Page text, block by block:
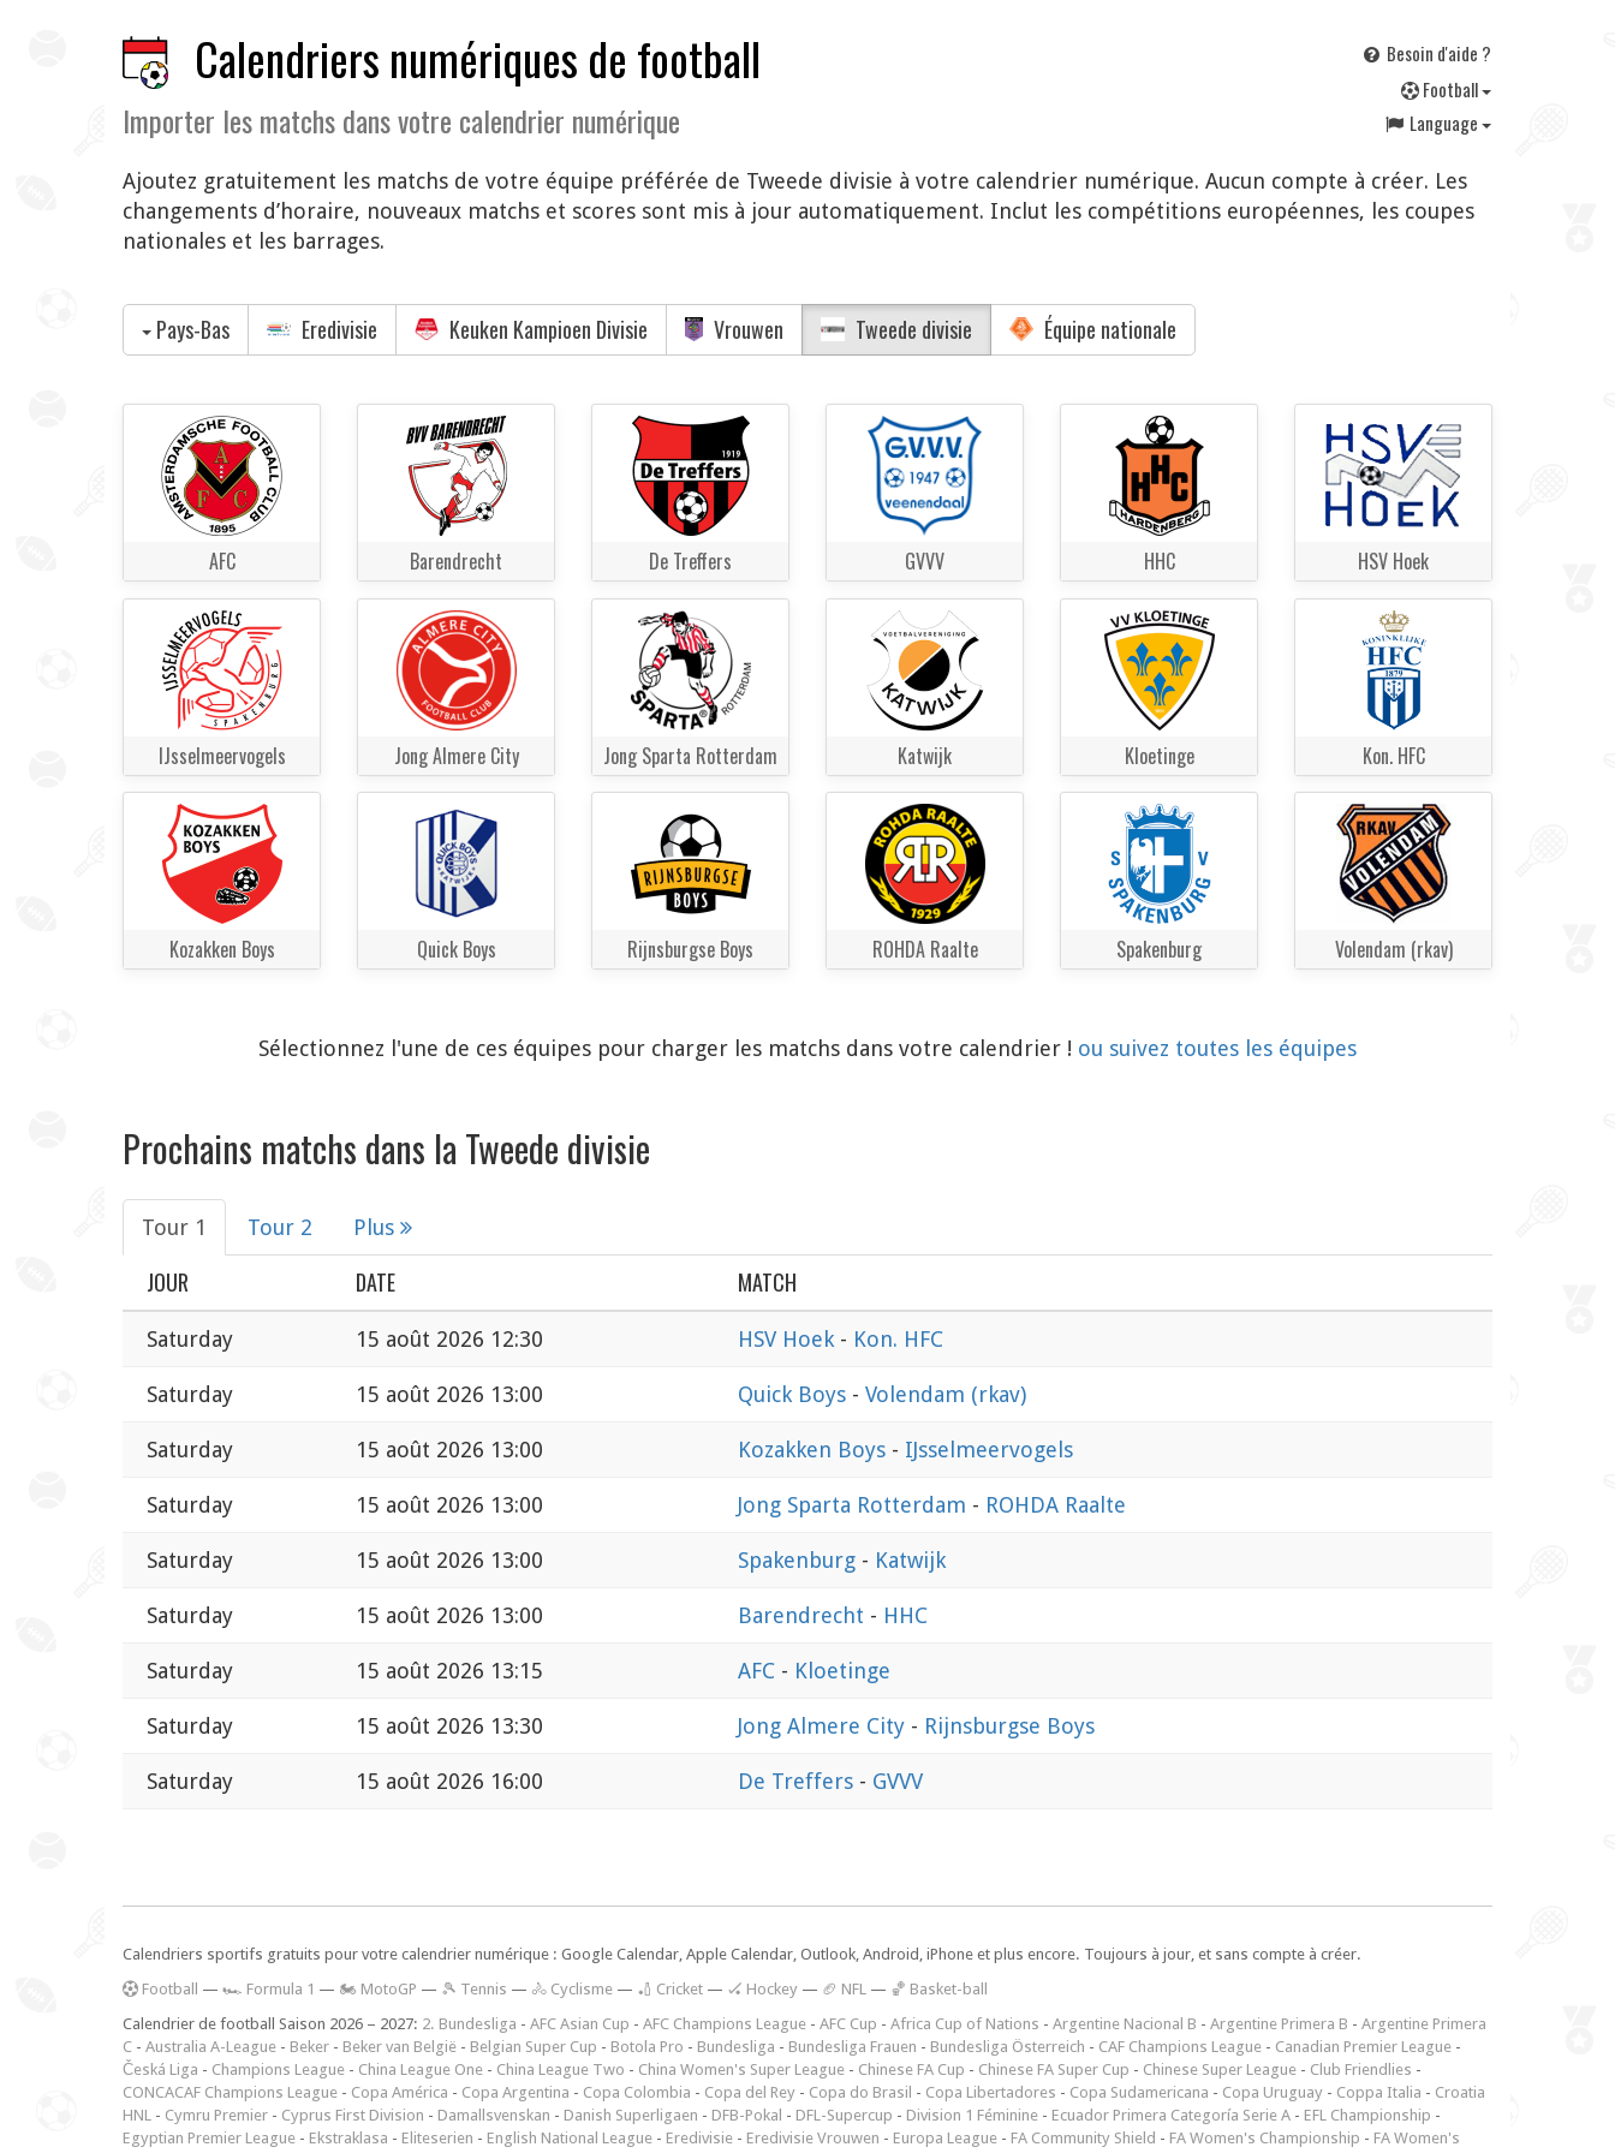
Calendriers numériques de football
Importer les matchs dans votre calendrier numérique
Besoin d'aide ?
Football
Language
Ajoutez gratuitement les matchs de votre équipe préférée de Tweede divisie à votre calendrier numérique. Aucun compte à créer. Les
changements d’horaire, nouveaux matchs et scores sont mis à jour automatiquement. Inclut les compétitions européennes, les coupes
nationales et les barrages.
Pays-Bas Eredivisie Keuken Kampioen Divisie Vrouwen Tweede divisie Équipe nationale
AFC Barendrecht De Treffers GVVV HHC HSV Hoek
IJsselmeervogels Jong Almere City Jong Sparta Rotterdam Katwijk Kloetinge Kon. HFC
Kozakken Boys Quick Boys Rijnsburgse Boys ROHDA Raalte Spakenburg Volendam (rkav)
Sélectionnez l'une de ces équipes pour charger les matchs dans votre calendrier ! ou suivez toutes les équipes
Prochains matchs dans la Tweede divisie
Tour 1 Tour 2 Plus
JOUR DATE MATCH
Saturday 15 août 2026 12:30 HSV Hoek - Kon. HFC
Saturday 15 août 2026 13:00 Quick Boys - Volendam (rkav)
Saturday 15 août 2026 13:00 Kozakken Boys - IJsselmeervogels
Saturday 15 août 2026 13:00 Jong Sparta Rotterdam - ROHDA Raalte
Saturday 15 août 2026 13:00 Spakenburg - Katwijk
Saturday 15 août 2026 13:00 Barendrecht - HHC
Saturday 15 août 2026 13:15 AFC - Kloetinge
Saturday 15 août 2026 13:30 Jong Almere City - Rijnsburgse Boys
Saturday 15 août 2026 16:00 De Treffers - GVVV
Calendriers sportifs gratuits pour votre calendrier numérique : Google Calendar, Apple Calendar, Outlook, Android, iPhone et plus encore. Toujours à jour, et sans compte à créer.
Football — 🏎️ Formula 1 — 🏍 MotoGP — 🎾 Tennis — 🚴 Cyclisme — 🏏 Cricket — 🏑 Hockey — 🏈 NFL — 🏀 Basket-ball
Calendrier de football Saison 2026 – 2027: 2. Bundesliga - AFC Asian Cup - AFC Champions League - AFC Cup - Africa Cup of Nations - Argentine Nacional B - Argentine Primera B - Argentine Primera
C - Australia A-League - Beker - Beker van België - Belgian Super Cup - Botola Pro - Bundesliga - Bundesliga Frauen - Bundesliga Österreich - CAF Champions League - Canadian Premier League -
Česká Liga - Champions League - China League One - China League Two - China Women's Super League - Chinese FA Cup - Chinese FA Super Cup - Chinese Super League - Club Friendlies -
CONCACAF Champions League - Copa América - Copa Argentina - Copa Colombia - Copa del Rey - Copa do Brasil - Copa Libertadores - Copa Sudamericana - Copa Uruguay - Coppa Italia - Croatia
HNL - Cymru Premier - Cyprus First Division - Damallsvenskan - Danish Superligaen - DFB-Pokal - DFL-Supercup - Division 1 Féminine - Ecuador Primera Categoría Serie A - EFL Championship -
Egyptian Premier League - Ekstraklasa - Eliteserien - English National League - Eredivisie - Eredivisie Vrouwen - Europa League - FA Community Shield - FA Women's Championship - FA Women's